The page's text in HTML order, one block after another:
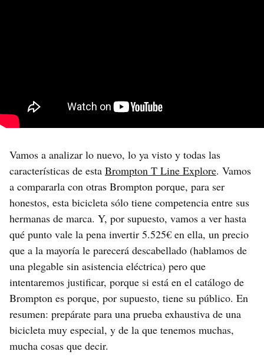
Vamos a analizar lo nuevo, lo ya visto y todas las
características de esta Brompton T Line Explore. Vamos
a compararla con otras Brompton porque, para ser
honestos, esta bicicleta sólo tiene competencia entre sus
hermanas de marca. Y, por supuesto, vamos a ver hasta
qué punto vale la pena invertir 5.525€ en ella, un precio
que a la mayoría le parecerá descabellado (hablamos de
una plegable sin asistencia eléctrica) pero que
intentaremos justificar, porque si está en el catálogo de
Brompton es porque, por supuesto, tiene su público. En
resumen: prepárate para una prueba exhaustiva de una
bicicleta muy especial, y de la que tenemos muchas,
mucha cosas que decir.